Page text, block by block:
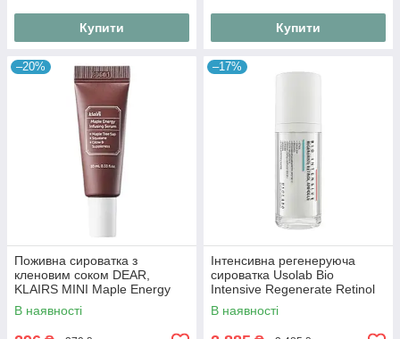
Купити Купити
–20%
Поживна сироватка з
кленовим соком DEAR,
KLAIRS MINI Maple Energy
Infusing Serum 10 ml
В наявності
–17%
Інтенсивна регенеруюча
сироватка Usolab Bio
Intensive Regenerate Retinol
Ampoule 30 мл
В наявності